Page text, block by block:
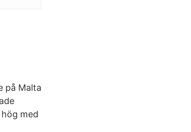
på Malta
med